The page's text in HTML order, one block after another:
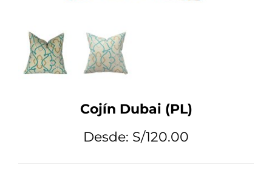
Tips de Diseño
Mi Cuenta
Carrito
Cojín Dubai (PL)
Desde: S/120.00